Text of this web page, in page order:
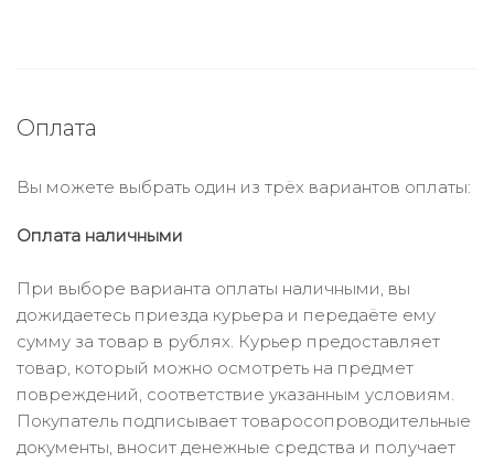
Оплата
Вы можете выбрать один из трёх вариантов оплаты:
Оплата наличными
При выборе варианта оплаты наличными, вы
дожидаетесь приезда курьера и передаёте ему
сумму за товар в рублях. Курьер предоставляет
товар, который можно осмотреть на предмет
повреждений, соответствие указанным условиям.
Покупатель подписывает товаросопроводительные
документы, вносит денежные средства и получает